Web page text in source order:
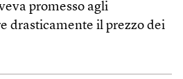
promesso agli
drasticamente il prezzo dei